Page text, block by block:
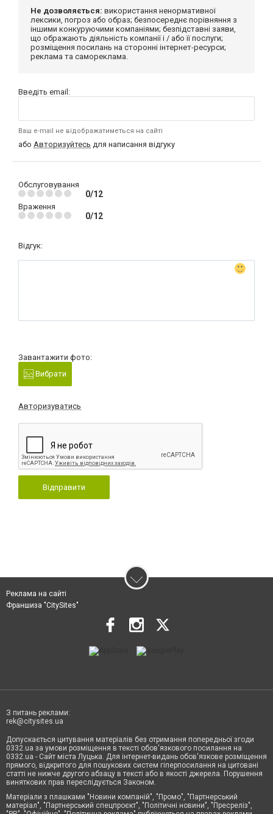
Не дозволяється: використання ненормативної
лексики, погроз або образ; безпосереднє порівняння з
іншими конкуруючими компаніями; безпідставні заяви,
що ображають діяльність компанії і / або її послуги;
розміщення посилань на сторонні інтернет-ресурси;
реклама та самореклама.
Введіть email:
Ваш e-mail не відображатиметься на сайті
або Авторизуйтесь для написання відгуку
Обслуговування
0/12
Враження
0/12
Відгук:
Завантажити фото:
Вибрати
Авторизуватись
Відправити
Реклама на сайті
Франшиза "CitySites"
З питань реклами:
rek@citysites.ua
Допускається цитування матеріалів без отримання попередньої згоди
0332.ua за умови розміщення в тексті обов'язкового посилання на
0332.ua - Сайт міста Луцька. Для інтернет-видань обов'язкове розміщення
прямого, відкритого для пошукових систем гіперпосилання на цитовані
статті не нижче другого абзацу в тексті або в якості джерела. Порушення
виняткових прав переслідується Законом.
Матеріали з плашками "Новини компаній", "Промо", "Партнерський
матеріал", "Партнерський спецпроєкт", "Політичні новини", "Пресреліз",